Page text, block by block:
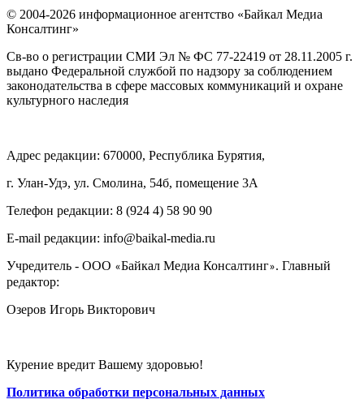
© 2004-2026 информационное агентство «Байкал Медиа
Консалтинг»
Св-во о регистрации СМИ Эл № ФС 77-22419 от 28.11.2005 г.
выдано Федеральной службой по надзору за соблюдением
законодательства в сфере массовых коммуникаций и охране
культурного наследия
Адрес редакции: 670000, Республика Бурятия,
г. Улан-Удэ, ул. Смолина, 54б, помещение 3А
Телефон редакции: ‎‎8 (924 4) 58 90 90
E-mail редакции: info@baikal-media.ru
Учредитель - ООО «Байкал Медиа Консалтинг». Главный
редактор:
Озеров Игорь Викторович
Курение вредит Вашему здоровью!
Политика обработки персональных данных